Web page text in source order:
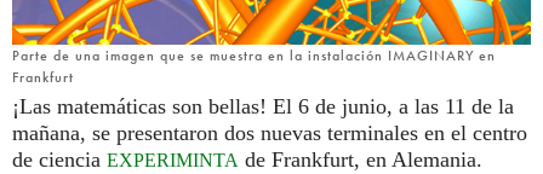
Parte de una imagen que se muestra en la instalación IMAGINARY en
Frankfurt
¡Las matemáticas son bellas! El 6 de junio, a las 11 de la
mañana, se presentaron dos nuevas terminales en el centro
de ciencia EXPERIMINTA de Frankfurt, en Alemania.